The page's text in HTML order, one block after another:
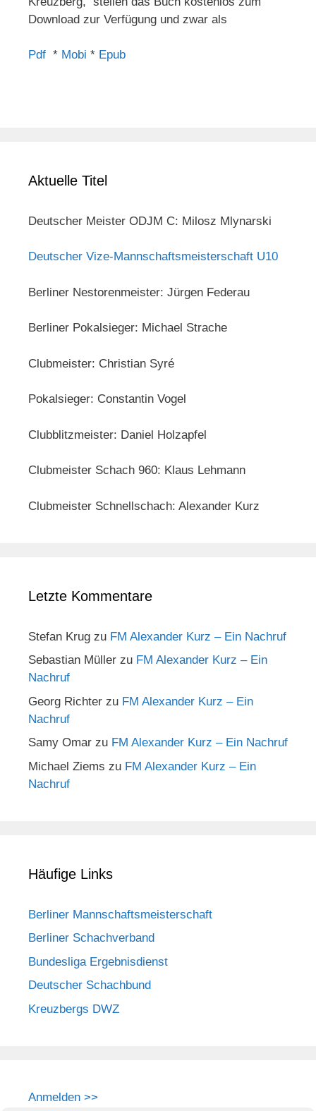
Download zur Verfügung und zwar als
Pdf * Mobi * Epub
Aktuelle Titel
Deutscher Meister ODJM C: Milosz Mlynarski
Deutscher Vize-Mannschaftsmeisterschaft U10
Berliner Nestorenmeister: Jürgen Federau
Berliner Pokalsieger: Michael Strache
Clubmeister: Christian Syré
Pokalsieger: Constantin Vogel
Clubblitzmeister: Daniel Holzapfel
Clubmeister Schach 960: Klaus Lehmann
Clubmeister Schnellschach: Alexander Kurz
Letzte Kommentare
Stefan Krug zu FM Alexander Kurz – Ein Nachruf
Sebastian Müller zu FM Alexander Kurz – Ein
Nachruf
Georg Richter zu FM Alexander Kurz – Ein
Nachruf
Samy Omar zu FM Alexander Kurz – Ein Nachruf
Michael Ziems zu FM Alexander Kurz – Ein
Nachruf
Häufige Links
Berliner Mannschaftsmeisterschaft
Berliner Schachverband
Bundesliga Ergebnisdienst
Deutscher Schachbund
Kreuzbergs DWZ
Anmelden >>